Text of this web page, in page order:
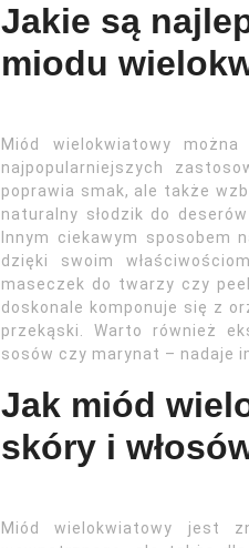
Jakie są
miodu
Miód wielokwiatowy
najpopularniejszych
poprawia smak, ale także
naturalny słodzik do
Innym ciekawym sposobem
dzięki swoim
maseczek do twarzy czy
doskonale komponuje się z
przekąski. Warto również
sosów czy marynat – nadaje
Jak miód
skóry i
Miód wielokwiatowy jest